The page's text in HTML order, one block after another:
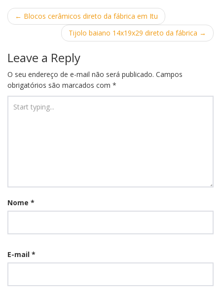
Post
navigation
← Blocos cerâmicos direto da fábrica em Itu
Tijolo baiano 14x19x29 direto da fábrica →
Leave a Reply
O seu endereço de e-mail não será publicado. Campos
obrigatórios são marcados com *
Nome *
E-mail *